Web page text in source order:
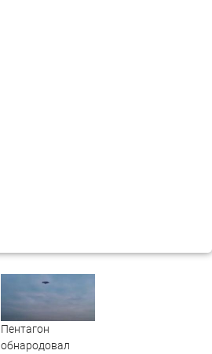
Пентагон
обнародовал